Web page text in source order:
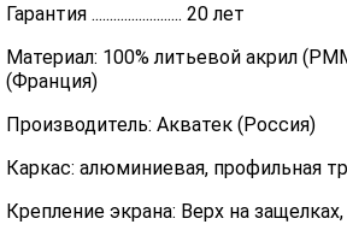
Гарантия ......................... 20 лет
Материал: 100% литьевой акрил
(Франция)
Производитель: Акватек (Россия)
Каркас: алюминиевая, профильная
Крепление экрана: Верх на